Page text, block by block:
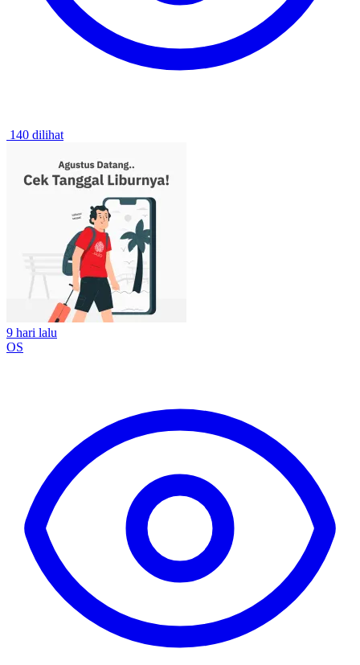
140 dilihat
9 hari lalu
OS